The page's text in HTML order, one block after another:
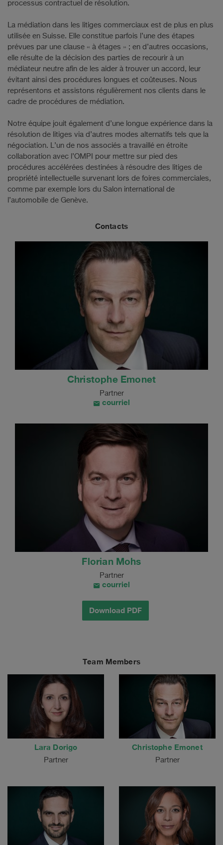
processus contractuel de résolution.
La médiation dans les litiges commerciaux est de plus en plus
utilisée en Suisse. Elle constitue parfois l’une des étapes
prévues par une clause « à étages » ; en d’autres occasions,
elle résulte de la décision des parties de recourir à un
médiateur neutre afin de les aider à trouver un accord, leur
évitant ainsi des procédures longues et coûteuses. Nous
représentons et assistons régulièrement nos clients dans le
cadre de procédures de médiation.
Notre équipe jouit également d’une longue expérience dans la
résolution de litiges via d’autres modes alternatifs tels que la
négociation. L’un de nos associés a travaillé en étroite
collaboration avec l’OMPI pour mettre sur pied des
procédures accélérées destinées à résoudre des litiges de
propriété intellectuelle survenant lors de foires commerciales,
comme par exemple lors du Salon international de
l’automobile de Genève.
Contacts
Christophe Emonet
Partner
courriel
Florian Mohs
Partner
courriel
Download PDF
Team Members
Lara Dorigo
Partner
Christophe Emonet
Partner